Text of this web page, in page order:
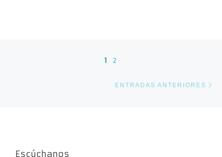
Navegación de entradas
1 2
ENTRADAS ANTERIORES
Escúchanos